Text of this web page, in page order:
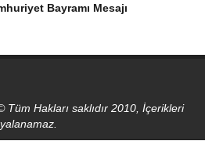
Bayramı Mesajı
Hakları saklıdır 2010, İçerikleri